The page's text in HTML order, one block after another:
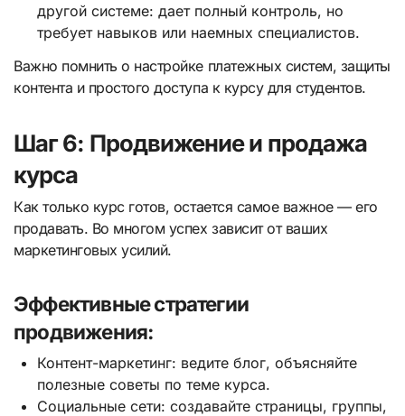
другой системе: дает полный контроль, но
требует навыков или наемных специалистов.
Важно помнить о настройке платежных систем, защиты
контента и простого доступа к курсу для студентов.
Шаг 6: Продвижение и продажа
курса
Как только курс готов, остается самое важное — его
продавать. Во многом успех зависит от ваших
маркетинговых усилий.
Эффективные стратегии
продвижения:
Контент-маркетинг: ведите блог, объясняйте
полезные советы по теме курса.
Социальные сети: создавайте страницы, группы,